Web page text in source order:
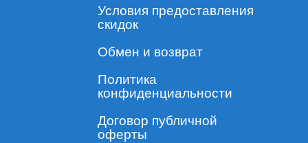
Условия предоставления
скидок
Обмен и возврат
Политика
конфиденциальности
Договор публичной
оферты